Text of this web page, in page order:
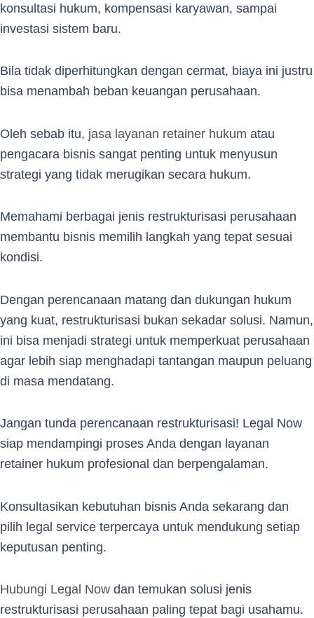
konsultasi hukum, kompensasi karyawan, sampai
investasi sistem baru.
Bila tidak diperhitungkan dengan cermat, biaya ini justru
bisa menambah beban keuangan perusahaan.
Oleh sebab itu, jasa layanan retainer hukum atau
pengacara bisnis sangat penting untuk menyusun
strategi yang tidak merugikan secara hukum.
Memahami berbagai jenis restrukturisasi perusahaan
membantu bisnis memilih langkah yang tepat sesuai
kondisi.
Dengan perencanaan matang dan dukungan hukum
yang kuat, restrukturisasi bukan sekadar solusi. Namun,
ini bisa menjadi strategi untuk memperkuat perusahaan
agar lebih siap menghadapi tantangan maupun peluang
di masa mendatang.
Jangan tunda perencanaan restrukturisasi! Legal Now
siap mendampingi proses Anda dengan layanan
retainer hukum profesional dan berpengalaman.
Konsultasikan kebutuhan bisnis Anda sekarang dan
pilih legal service terpercaya untuk mendukung setiap
keputusan penting.
Hubungi Legal Now dan temukan solusi jenis
restrukturisasi perusahaan paling tepat bagi usahamu.